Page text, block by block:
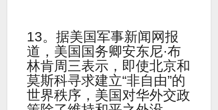
13。据美国军事新闻网报
道，美国国务卿安东尼·布
林肯周三表示，即使北京和
莫斯科寻求建立“非自由”的
世界秩序，美国对华外交政